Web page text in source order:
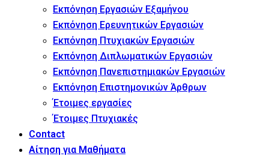
Εκπόνηση Εργασιών Εξαμήνου
Εκπόνηση Ερευνητικών Εργασιών
Εκπόνηση Πτυχιακών Εργασιών
Εκπόνηση Διπλωματικών Εργασιών
Εκπόνηση Πανεπιστημιακών Εργασιών
Εκπόνηση Επιστημονικών Άρθρων
Έτοιμες εργασίες
Έτοιμες Πτυχιακές
Contact
Αίτηση για Μαθήματα